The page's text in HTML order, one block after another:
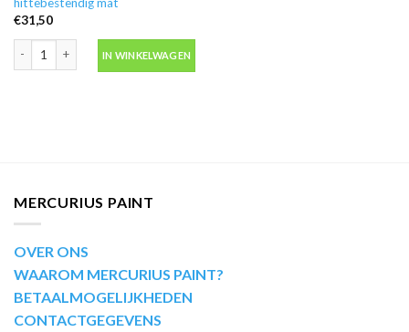
€31,50
IN WINKELWAGEN
MERCURIUS PAINT
OVER ONS
WAAROM MERCURIUS PAINT?
BETAALMOGELIJKHEDEN
CONTACTGEGEVENS